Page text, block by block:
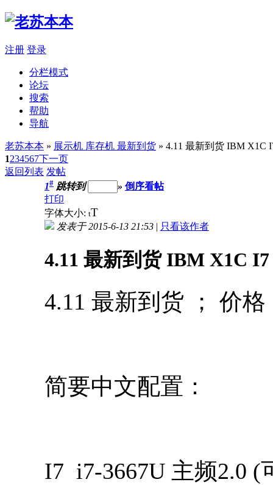
注册 登录
分栏模式
论坛
搜索
帮助
导航
老苏本本 » 展示机 库存机 最新到货 » 4.11 最新到货 IBM X1C
1234567下一页
返回列表 发帖
1# 跳转到 » 倒序看帖
打印
字体大小: tT
发表于 2015-6-13 21:53 | 只看该作者
4.11 最新到货 IBM X1C
4.11 最新到货 ； 价格
简要中文配置：
I7 i7-3667U 主频2.0